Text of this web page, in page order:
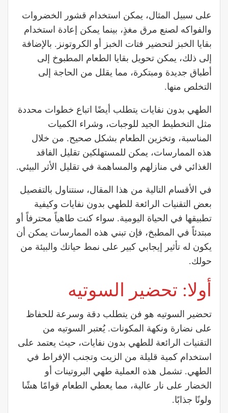
على سبيل المثال، يمكن استخدام قشور الخضروات
والفواكه لصنع مرق مغذٍ، بينما يمكن إعادة استخدام
بقايا الخبز لتحضير فتات الخبز أو الكروتونز. بالإضافة
إلى ذلك، يمكن تحويل بقايا الطعام المطبوخ إلى
أطباق جديدة ومبتكرة، مما يقلل من الحاجة إلى
التخلص منها.
الطهي بدون نفايات يتطلب أيضًا اتباع خطوات محددة
مثل التخطيط الجيد للوجبات، وشراء الكميات
المناسبة، وتخزين الطعام بشكل صحيح. من خلال
هذه الممارسات، يمكن للمستهلكين تقليل الفاقد
الغذائي في منازلهم والمساهمة في تقليل الأثر البيئي.
في الأقسام التالية من هذا المقال، سنتناول بالتفصيل
بعض التقنيات الرائعة للطهي بدون نفايات وكيفية
تطبيقها في الحياة اليومية. سواء كنت طاهياً محترفاً أو
مبتدئاً في المطبخ، فإن تبني هذه الممارسات يمكن أن
يكون له تأثير إيجابي كبير على نمط حياتك والبيئة من
حولك.
أولا: تحضير السوتيه
تحضير السوتيه هو فن يتطلب دقة وسرعة للحفاظ
على نضارة ونكهة المكونات. يُعتبر السوتيه من
التقنيات الرائعة للطهي بدون نفايات، حيث يعتمد على
استخدام كمية قليلة من الزيت وتجنب الإفراط في
الطهي. تشمل هذه العملية طهي البروتينات أو
الخضار على نار عالية، مما يعطي الطعام قوامًا هشًا
ولونًا جذابًا.